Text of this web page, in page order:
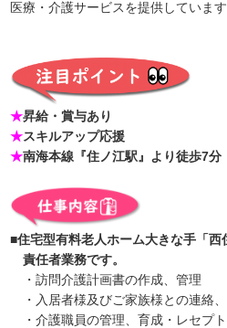
医療・介護サービスを提供しています
★昇給・賞与あり
★スキルアップ応援
★南海本線『住ノ江駅』より徒歩7分
■住宅型有料老人ホーム大きな手「
責任者業務です。
・訪問介護計画書の作成、管理
・入居者様及びご家族様との連絡
・介護職員の管理、育成・レセプ